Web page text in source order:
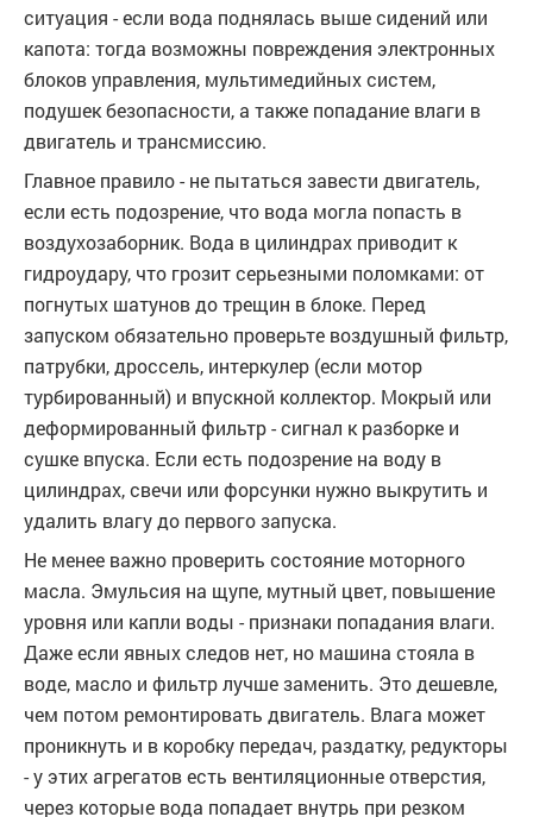
ситуация - если вода поднялась выше сидений или
капота: тогда возможны повреждения электронных
блоков управления, мультимедийных систем,
подушек безопасности, а также попадание влаги в
двигатель и трансмиссию.
Главное правило - не пытаться завести двигатель,
если есть подозрение, что вода могла попасть в
воздухозаборник. Вода в цилиндрах приводит к
гидроудару, что грозит серьезными поломками: от
погнутых шатунов до трещин в блоке. Перед
запуском обязательно проверьте воздушный фильтр,
патрубки, дроссель, интеркулер (если мотор
турбированный) и впускной коллектор. Мокрый или
деформированный фильтр - сигнал к разборке и
сушке впуска. Если есть подозрение на воду в
цилиндрах, свечи или форсунки нужно выкрутить и
удалить влагу до первого запуска.
Не менее важно проверить состояние моторного
масла. Эмульсия на щупе, мутный цвет, повышение
уровня или капли воды - признаки попадания влаги.
Даже если явных следов нет, но машина стояла в
воде, масло и фильтр лучше заменить. Это дешевле,
чем потом ремонтировать двигатель. Влага может
проникнуть и в коробку передач, раздатку, редукторы
- у этих агрегатов есть вентиляционные отверстия,
через которые вода попадает внутрь при резком